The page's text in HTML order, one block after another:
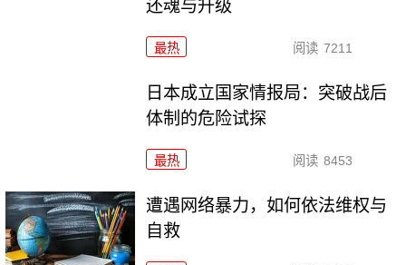
还魂与升级
最热 阅读 7211
日本成立国家情报局：突破战后
体制的危险试探
最热 阅读 8453
遭遇网络暴力，如何依法维权与
自救